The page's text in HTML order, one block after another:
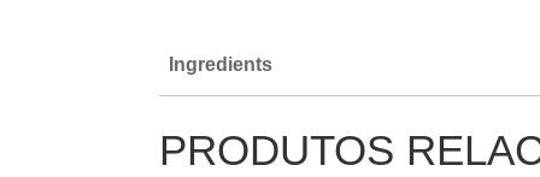
Ingredients
PRODUTOS